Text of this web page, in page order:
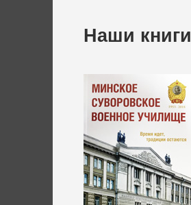
Наши книги